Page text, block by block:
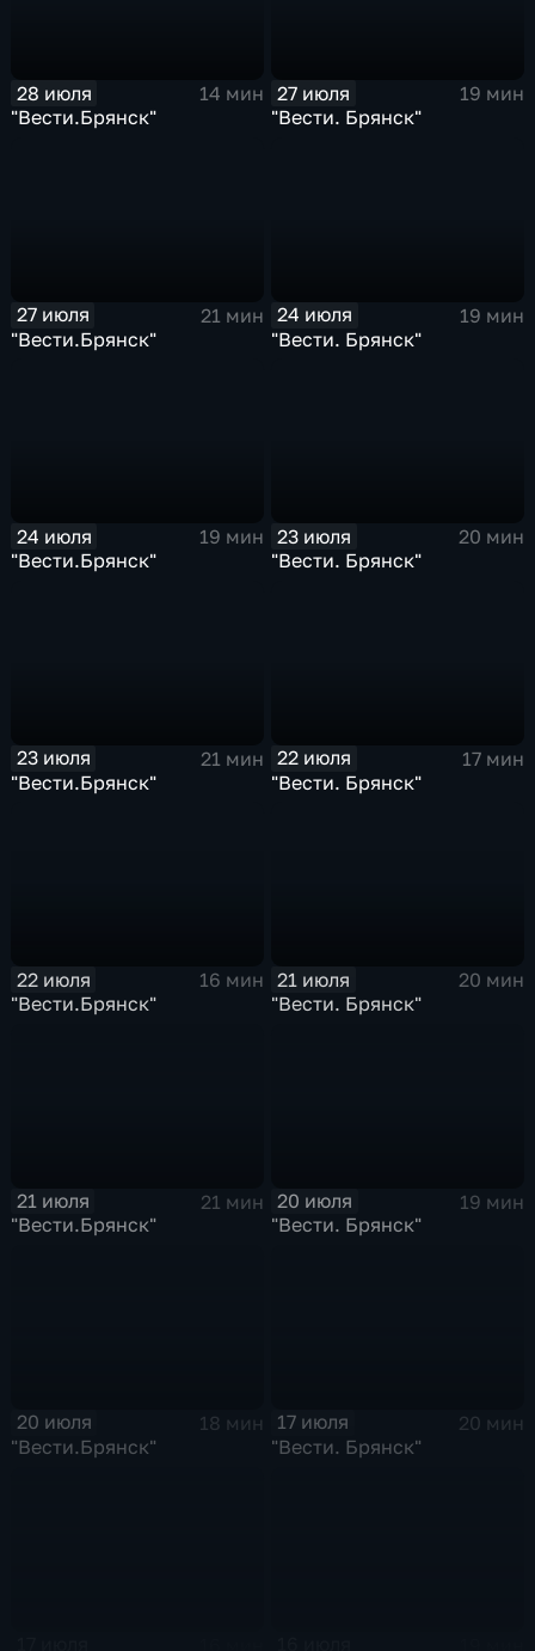
28 июля
14 мин
"Вести.Брянск"
27 июля
19 мин
"Вести. Брянск"
27 июля
21 мин
"Вести.Брянск"
24 июля
19 мин
"Вести. Брянск"
24 июля
19 мин
"Вести.Брянск"
23 июля
20 мин
"Вести. Брянск"
23 июля
21 мин
"Вести.Брянск"
22 июля
17 мин
"Вести. Брянск"
22 июля
16 мин
"Вести.Брянск"
21 июля
20 мин
"Вести. Брянск"
21 июля
21 мин
"Вести.Брянск"
20 июля
19 мин
"Вести. Брянск"
20 июля
18 мин
"Вести.Брянск"
17 июля
20 мин
"Вести. Брянск"